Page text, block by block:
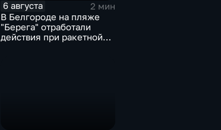
6 августа
2 мин
В Белгороде на пляже
"Берега" отработали
действия при ракетной